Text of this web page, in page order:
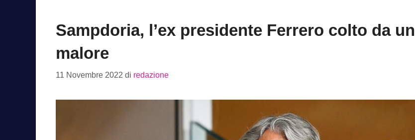
Sampdoria, l’ex presidente Ferrero colto da un
malore
11 Novembre 2022 di redazione